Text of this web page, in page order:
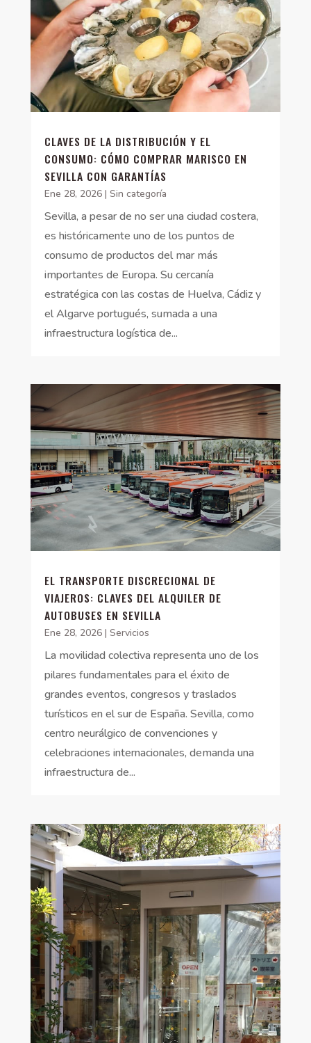
CLAVES DE LA DISTRIBUCIÓN Y EL
CONSUMO: CÓMO COMPRAR MARISCO EN
SEVILLA CON GARANTÍAS
Ene 28, 2026| Sin categoría
Sevilla, a pesar de no ser una ciudad costera,
es históricamente uno de los puntos de
consumo de productos del mar más
importantes de Europa. Su cercanía
estratégica con las costas de Huelva, Cádiz y
el Algarve portugués, sumada a una
infraestructura logística de...
EL TRANSPORTE DISCRECIONAL DE
VIAJEROS: CLAVES DEL ALQUILER DE
AUTOBUSES EN SEVILLA
Ene 28, 2026| Servicios
La movilidad colectiva representa uno de los
pilares fundamentales para el éxito de
grandes eventos, congresos y traslados
turísticos en el sur de España. Sevilla, como
centro neurálgico de convenciones y
celebraciones internacionales, demanda una
infraestructura de...